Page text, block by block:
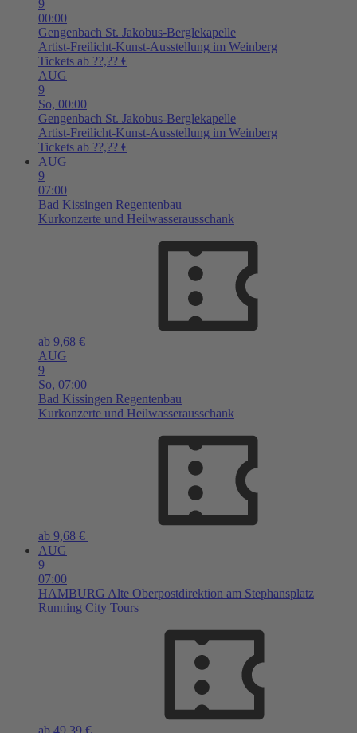
9
00:00
Gengenbach St. Jakobus-Berglekapelle
Artist-Freilicht-Kunst-Ausstellung im Weinberg
Tickets ab ??,?? €
AUG
9
So, 00:00
Gengenbach St. Jakobus-Berglekapelle
Artist-Freilicht-Kunst-Ausstellung im Weinberg
Tickets ab ??,?? €
AUG
9
07:00
Bad Kissingen Regentenbau
Kurkonzerte und Heilwasserausschank
ab 9,68 €
AUG
9
So, 07:00
Bad Kissingen Regentenbau
Kurkonzerte und Heilwasserausschank
ab 9,68 €
AUG
9
07:00
HAMBURG Alte Oberpostdirektion am Stephansplatz
Running City Tours
ab 49,39 €